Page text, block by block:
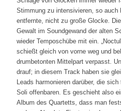
Stimmung zu intensivieren, so auch
entfernte, nicht zu große Glocke.
Gewalt im Soundgewand der alten
wieder Temposchübe mit ein.
schießt gleich von vorne weg und
drumbetonten Mittelpart verpasst.
drauf; in diesem Track haben sie
Leads harmonieren darüber, die
Soli offenbaren. Es geschieht also
Album des Quartetts, dass man